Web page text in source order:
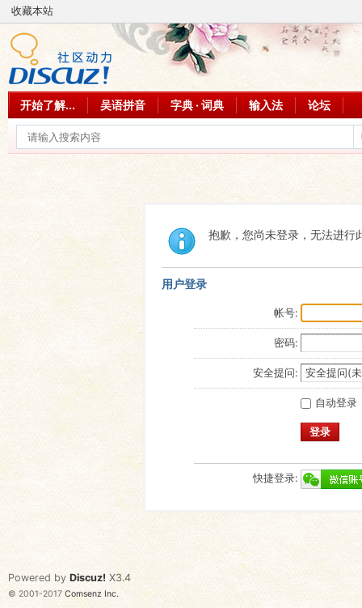
收藏本站
开始了解... 吴语拼音 字典 · 词典 输入法 论坛
抱歉，您尚未登录，无法进行
用户登录
帐号:
密码:
安全提问:
自动登录
登录
快捷登录:
Powered by Discuz! X3.4
© 2001-2017 Comsenz Inc.